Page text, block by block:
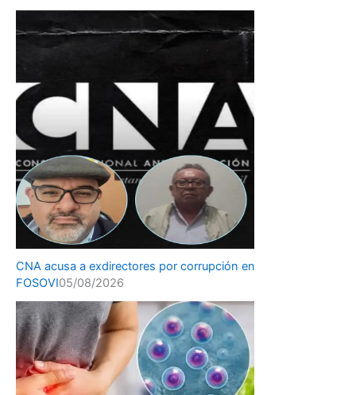
CNA acusa a exdirectores por corrupción en
FOSOVI05/08/2026